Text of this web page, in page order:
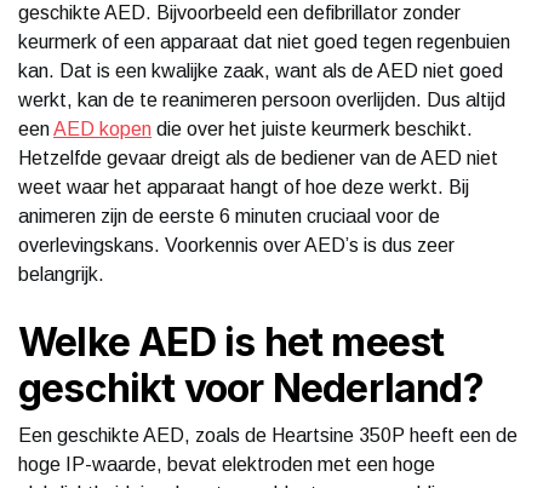
geschikte AED. Bijvoorbeeld een defibrillator zonder
keurmerk of een apparaat dat niet goed tegen regenbuien
kan. Dat is een kwalijke zaak, want als de AED niet goed
werkt, kan de te reanimeren persoon overlijden. Dus altijd
eenAED kopen die over het juiste keurmerk beschikt.
Hetzelfde gevaar dreigt als de bediener van de AED niet
weet waar het apparaat hangt of hoe deze werkt. Bij
animeren zijn de eerste 6 minuten cruciaal voor de
overlevingskans. Voorkennis over AED’s is dus zeer
belangrijk.
Welke AED is het meest
geschikt voor Nederland?
Een geschikte AED, zoals de Heartsine 350P heeft een de
hoge IP-waarde, bevat elektroden met een hoge